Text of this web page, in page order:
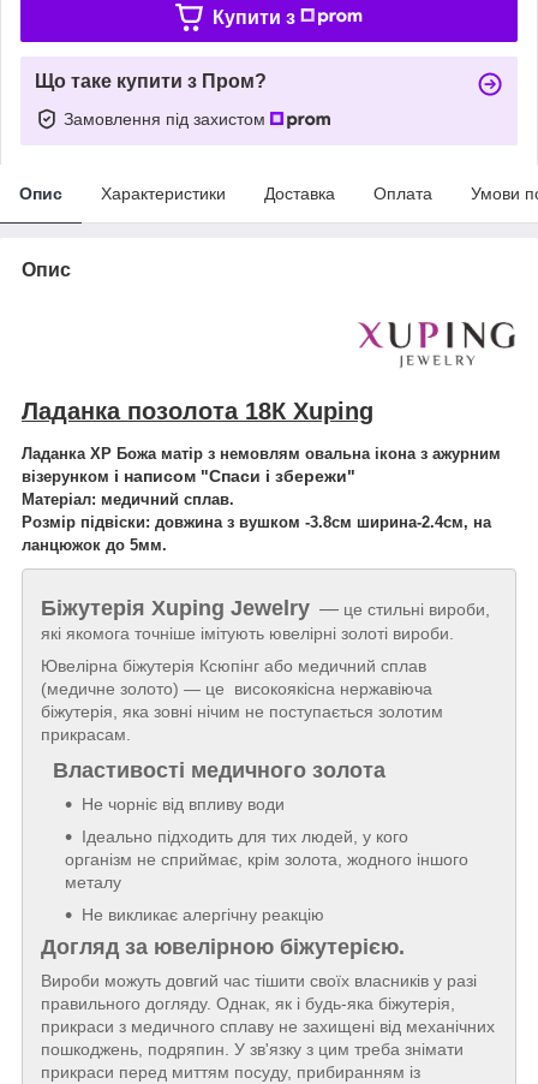
Купити з
Що таке купити з Пром?
Замовлення під захистом
Опис Характеристики Доставка Оплата Умови
Опис
Ладанка позолота 18К Xuping
Ладанка ХР Божа матір з немовлям овальна ікона з ажурним
візерунком і написом "Спаси і збережи"
Матеріал: медичний сплав.
Розмір підвіски: довжина з вушком -3.8см ширина-2.4см, на
ланцюжок до 5мм.
Біжутерія Xuping Jewelry — це стильні вироби,
які якомога точніше імітують ювелірні золоті вироби.
Ювелірна біжутерія Ксюпінг або медичний сплав
(медичне золото) — це високоякісна нержавіюча
біжутерія, яка зовні нічим не поступається золотим
прикрасам.
Властивості медичного золота
Не чорніє від впливу води
Ідеально підходить для тих людей, у кого
організм не сприймає, крім золота, жодного іншого
металу
Не викликає алергічну реакцію
Догляд за ювелірною біжутерією.
Вироби можуть довгий час тішити своїх власників у разі
правильного догляду. Однак, як і будь-яка біжутерія,
прикраси з медичного сплаву не захищені від механічних
пошкоджень, подряпин. У зв'язку з цим треба знімати
прикраси перед миттям посуду, прибиранням із